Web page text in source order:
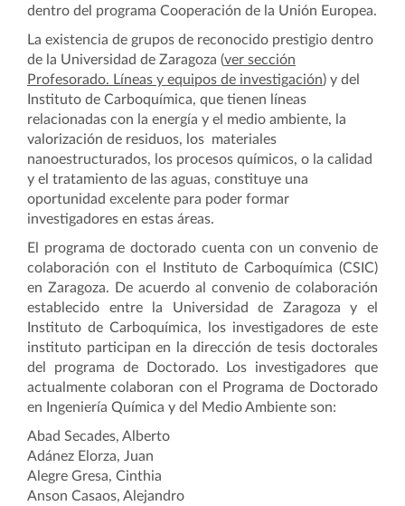
dentro del programa Cooperación de la Unión Europea.
La existencia de grupos de reconocido prestigio dentro
de la Universidad de Zaragoza (ver sección
Profesorado. Líneas y equipos de investigación) y del
Instituto de Carboquímica, que tienen líneas
relacionadas con la energía y el medio ambiente, la
valorización de residuos, los materiales
nanoestructurados, los procesos químicos, o la calidad
y el tratamiento de las aguas, constituye una
oportunidad excelente para poder formar
investigadores en estas áreas.
El programa de doctorado cuenta con un convenio de
colaboración con el Instituto de Carboquímica (CSIC)
en Zaragoza.
De acuerdo al convenio de colaboración
establecido entre la Universidad de Zaragoza y el
Instituto de Carboquímica, los investigadores de este
instituto participan en la dirección de tesis doctorales
del programa de Doctorado. Los investigadores que
actualmente colaboran con el Programa de Doctorado
en Ingeniería Química y del Medio Ambiente son:
Abad Secades, Alberto
Adánez Elorza, Juan
Alegre Gresa, Cinthia
Anson Casaos, Alejandro